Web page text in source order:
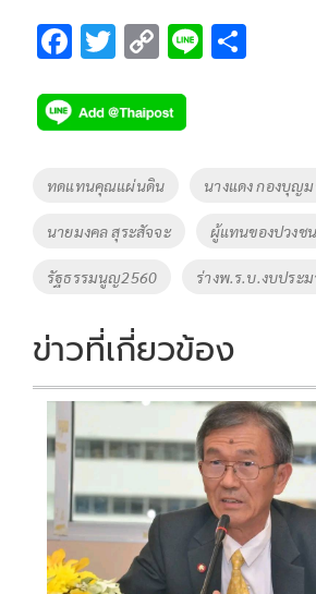
F
e
b
o
k
T
tt
er
C
p
y
Li
k
Li
Tags
ทดแทนคุณแผ่นดิน นางแดง กองบุญม
นายมงคล สุระสัจจะ ผู้แทนของปวงชน
รัฐธรรมนูญ2560 ร่างพ.ร.บ.งบประ
ข่าวที่เกี่ยวข้อง